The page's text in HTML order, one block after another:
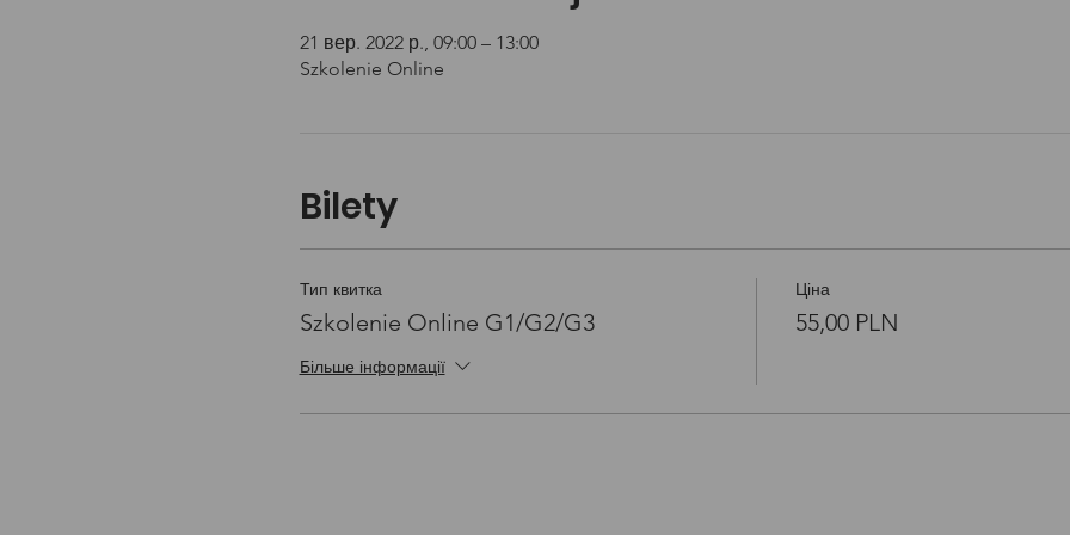
21 вер. 2022 р., 09:00 – 13:00
Szkolenie Online
Bilety
Тип квитка
Szkolenie Online G1/G2/G3
Більше інформації
Ціна
55,00 PLN